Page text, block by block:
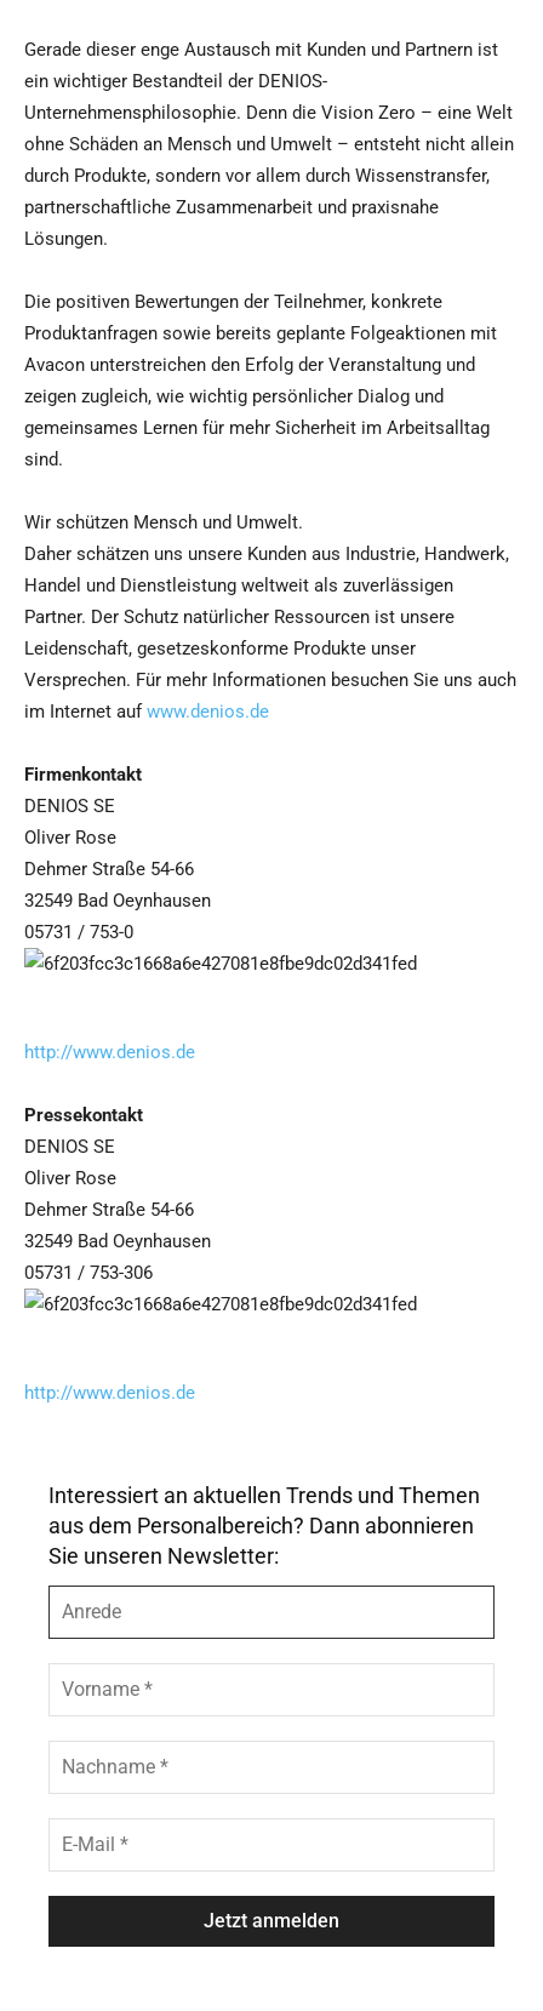
Gerade dieser enge Austausch mit Kunden und Partnern ist
ein wichtiger Bestandteil der DENIOS-
Unternehmensphilosophie. Denn die Vision Zero – eine Welt
ohne Schäden an Mensch und Umwelt – entsteht nicht allein
durch Produkte, sondern vor allem durch Wissenstransfer,
partnerschaftliche Zusammenarbeit und praxisnahe
Lösungen.
Die positiven Bewertungen der Teilnehmer, konkrete
Produktanfragen sowie bereits geplante Folgeaktionen mit
Avacon unterstreichen den Erfolg der Veranstaltung und
zeigen zugleich, wie wichtig persönlicher Dialog und
gemeinsames Lernen für mehr Sicherheit im Arbeitsalltag
sind.
Wir schützen Mensch und Umwelt.
Daher schätzen uns unsere Kunden aus Industrie, Handwerk,
Handel und Dienstleistung weltweit als zuverlässigen
Partner. Der Schutz natürlicher Ressourcen ist unsere
Leidenschaft, gesetzeskonforme Produkte unser
Versprechen. Für mehr Informationen besuchen Sie uns auch
im Internet aufwww.denios.de
Firmenkontakt
DENIOS SE
Oliver Rose
Dehmer Straße 54-66
32549 Bad Oeynhausen
05731 / 753-0
http://www.denios.de
Pressekontakt
DENIOS SE
Oliver Rose
Dehmer Straße 54-66
32549 Bad Oeynhausen
05731 / 753-306
http://www.denios.de
Interessiert an aktuellen Trends und Themen
aus dem Personalbereich? Dann abonnieren
Sie unseren Newsletter:
r
e
e
r
n
m
c
h
a
M
a
l